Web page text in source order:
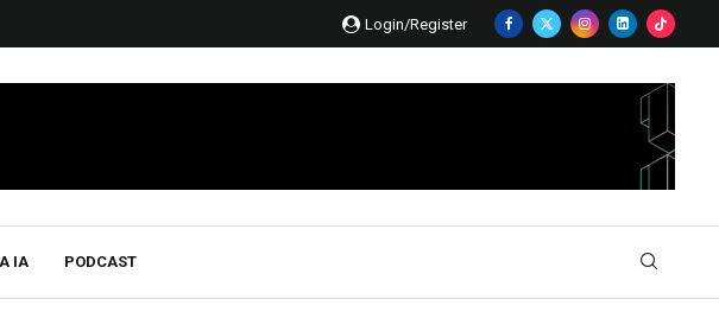
Login/Register
IA PODCAST